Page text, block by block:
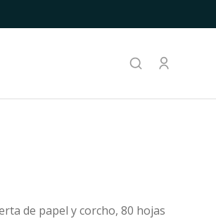
de papel y corcho, 80 hojas